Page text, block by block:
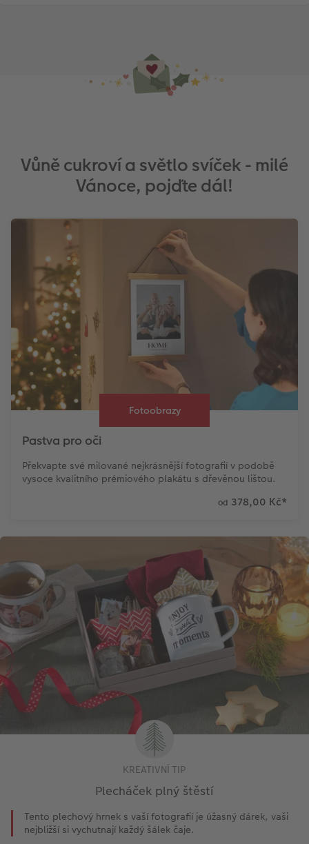
Vůně cukroví a světlo svíček - milé
Vánoce, pojďte dál!
Fotoobrazy
Pastva pro oči
Překvapte své milované nejkrásnější fotografií v podobě
vysoce kvalitního prémiového plakátu s dřevěnou lištou.
od 378,00 Kč*
KREATIVNÍ TIP
Plecháček plný štěstí
Tento plechový hrnek s vaší fotografií je úžasný dárek, vaši
nejbližší si vychutnají každý šálek čaje.